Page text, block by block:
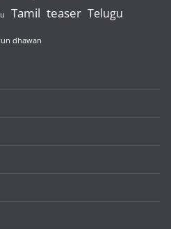
Tamil teaser Telugu
dhawan